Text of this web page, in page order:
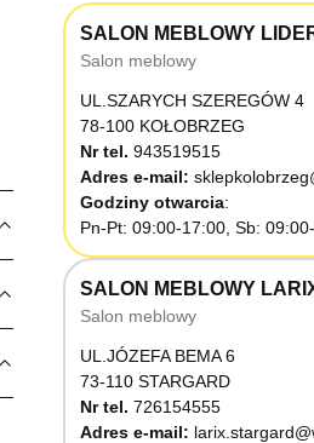
SALON MEBLOWY
Salon meblowy
UL.SZARYCH SZEREGÓW 4
78-100 KOŁOBRZEG
Nr tel. 943519515
Adres e-mail:
Godziny otwarcia
Pn-Pt: 09:00-17:00, Sb:
SALON MEBLOWY
Salon meblowy
UL.JÓZEFA BEMA 6
73-110 STARGARD
Nr tel. 726154555
Adres e-mail: